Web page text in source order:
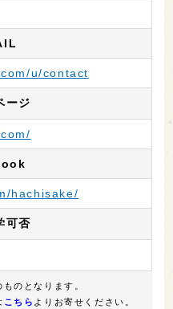
u/contact
ージ
hachisake/
可否
のとなります。
こちら よりお寄せください。